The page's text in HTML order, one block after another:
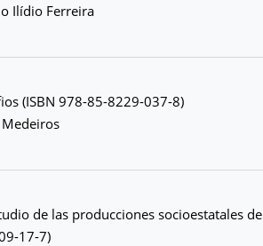
Ilídio Ferreira
(ISBN 978-85-8229-037-8)
de las producciones socioestatales de
17-7)